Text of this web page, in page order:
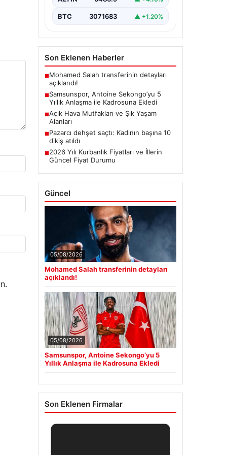
kulüplerinden USL Dunkerque
BTC 3071683 ▲ +1.20%
Son Eklenen Haberler
■Mohamed Salah transferinin detayları
açıklandı!
■Samsunspor, Antoine Sekongo’yu 5
Yıllık Anlaşma ile Kadrosuna Ekledi
■Açık Hava Mutfakları ve Şık Yaşam
Alanları
■Pazarcı dehşet saçtı: Kadının başına 10
dikiş atıldı
■2026 Yılı Kurbanlık Fiyatları ve İllerin
Güncel Fiyat Durumu
Güncel
05/08/2026
Mohamed Salah transferinin detayları
açıklandı!
05/08/2026
Samsunspor, Antoine Sekongo’yu 5
Yıllık Anlaşma ile Kadrosuna Ekledi
Son Eklenen Firmalar